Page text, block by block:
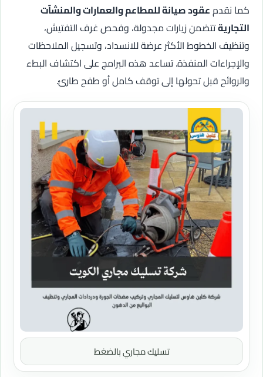
كما نقدمعقود صيانة للمطاعم والعمارات والمنشآت
التجاريةتتضمن زيارات مجدولة، وفحص غرف التفتيش،
وتنظيف الخطوط الأكثر عرضة للانسداد، وتسجيل الملاحظات
والإجراءات المنفذة. تساعد هذه البرامج على اكتشاف البطء
والروائح قبل تحولها إلى توقف كامل أو طفح طارئ.
تسليك مجاري بالضغط